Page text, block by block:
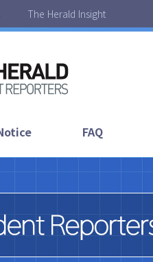
The Herald Insight
FAQ